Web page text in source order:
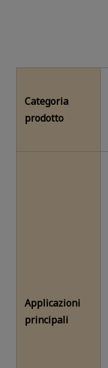
Categoria
prodotto
Applicazioni
principali